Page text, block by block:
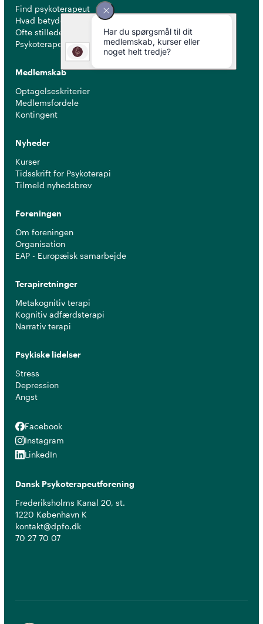
Find psykoterapeut
Hvad betyder titlen 'psykoterapeut MPF' ?
Ofte stillede spørgsmål
Psykoterapeuter nær dig
Medlemskab
Optagelseskriterier
Medlemsfordele
Kontingent
Nyheder
Kurser
Tidsskrift for Psykoterapi
Tilmeld nyhedsbrev
Foreningen
Om foreningen
Organisation
EAP - Europæisk samarbejde
Terapiretninger
Metakognitiv terapi
Kognitiv adfærdsterapi
Narrativ terapi
Psykiske lidelser
Stress
Depression
Angst
Facebook
Facebook
Instagram
Instagram
LinkedIn
LinkedIn
Dansk Psykoterapeutforening
Frederiksholms Kanal 20, st.
1220 København K
kontakt@dpfo.dk
70 27 70 07